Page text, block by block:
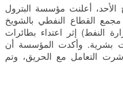
أعلنت مؤسسة البترول
مجمع القطاع النفطي بالشويخ
النفط) إثر اعتداء بطائرات
بشرية. وأكدت المؤسسة أن
التعامل مع الحريق، وتم